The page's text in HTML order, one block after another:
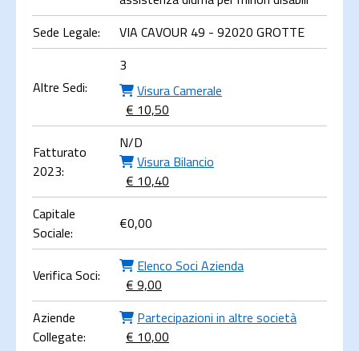
Sede Legale:
VIA CAVOUR 49 - 92020 GROTTE
Altre Sedi:
3
Visura Camerale
€ 10,50
Fatturato
2023:
N/D
Visura Bilancio
€ 10,40
Capitale
Sociale:
€0,00
Verifica Soci:
Elenco Soci Azienda
€ 9,00
Aziende
Collegate:
Partecipazioni in altre società
€ 10,00